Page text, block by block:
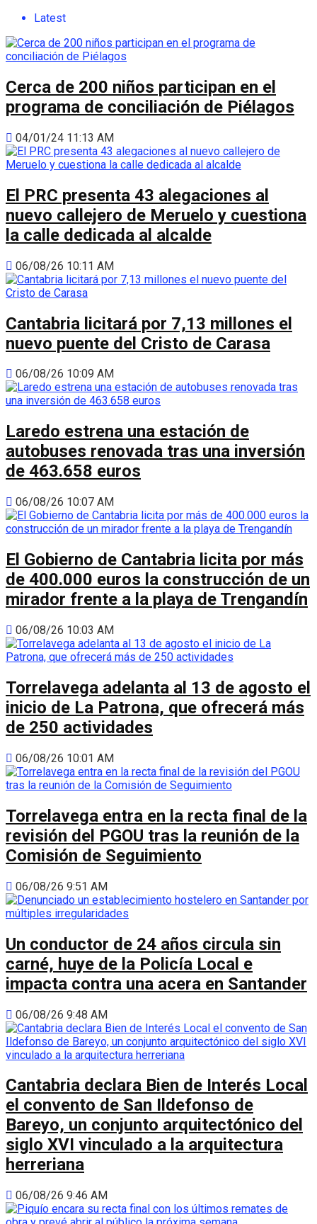
Latest
Cerca de 200 niños participan en el
programa de conciliación de Piélagos
04/01/24 11:13 AM
El PRC presenta 43 alegaciones al
nuevo callejero de Meruelo y cuestiona
la calle dedicada al alcalde
06/08/26 10:11 AM
Cantabria licitará por 7,13 millones el
nuevo puente del Cristo de Carasa
06/08/26 10:09 AM
Laredo estrena una estación de
autobuses renovada tras una inversión
de 463.658 euros
06/08/26 10:07 AM
El Gobierno de Cantabria licita por más
de 400.000 euros la construcción de un
mirador frente a la playa de Trengandín
06/08/26 10:03 AM
Torrelavega adelanta al 13 de agosto el
inicio de La Patrona, que ofrecerá más
de 250 actividades
06/08/26 10:01 AM
Torrelavega entra en la recta final de la
revisión del PGOU tras la reunión de la
Comisión de Seguimiento
06/08/26 9:51 AM
Un conductor de 24 años circula sin
carné, huye de la Policía Local e
impacta contra una acera en Santander
06/08/26 9:48 AM
Cantabria declara Bien de Interés Local
el convento de San Ildefonso de
Bareyo, un conjunto arquitectónico del
siglo XVI vinculado a la arquitectura
herreriana
06/08/26 9:46 AM